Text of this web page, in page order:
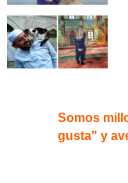
Somos
gusta" y